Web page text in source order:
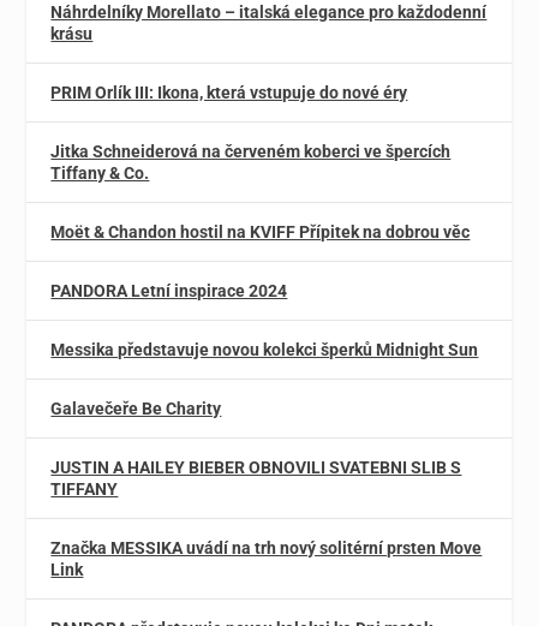
Náhrdelníky Morellato – italská elegance pro každodenní
krásu
PRIM Orlík III: Ikona, která vstupuje do nové éry
Jitka Schneiderová na červeném koberci ve špercích
Tiffany & Co.
Moët & Chandon hostil na KVIFF Přípitek na dobrou věc
PANDORA Letní inspirace 2024
Messika představuje novou kolekci šperků Midnight Sun
Galavečeře Be Charity
JUSTIN A HAILEY BIEBER OBNOVILI SVATEBNI SLIB S
TIFFANY
Značka MESSIKA uvádí na trh nový solitérní prsten Move
Link